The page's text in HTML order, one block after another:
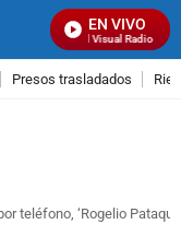
EN VIVO
Señal Visual Radio
Presos trasladados
teléfono, ‘Rogelio